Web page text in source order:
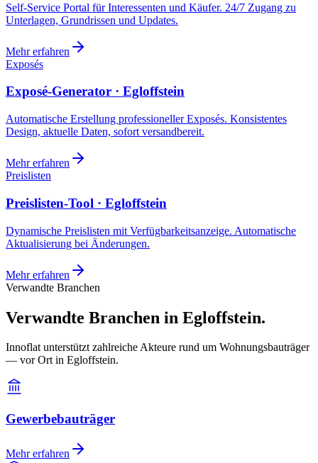
Self-Service Portal für Interessenten und Käufer. 24/7 Zugang zu
Unterlagen, Grundrissen und Updates.
Mehr erfahren
Exposés
Exposé-Generator · Egloffstein
Automatische Erstellung professioneller Exposés. Konsistentes
Design, aktuelle Daten, sofort versandbereit.
Mehr erfahren
Preislisten
Preislisten-Tool · Egloffstein
Dynamische Preislisten mit Verfügbarkeitsanzeige. Automatische
Aktualisierung bei Änderungen.
Mehr erfahren
Verwandte Branchen
Verwandte Branchen in Egloffstein.
Innoflat unterstützt zahlreiche Akteure rund um Wohnungsbauträger
— vor Ort in Egloffstein.
Gewerbebauträger
Mehr erfahren